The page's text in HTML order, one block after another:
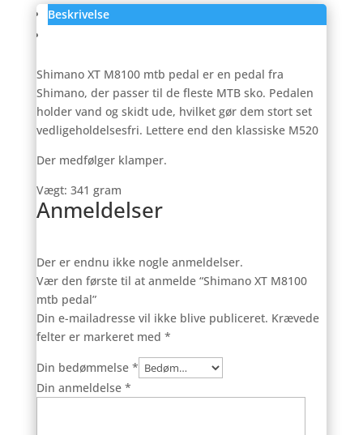
Beskrivelse
Shimano XT M8100 mtb pedal er en pedal fra
Shimano, der passer til de fleste MTB sko. Pedalen
holder vand og skidt ude, hvilket gør dem stort set
vedligeholdelsesfri. Lettere end den klassiske M520
Der medfølger klamper.
Vægt: 341 gram
Anmeldelser
Der er endnu ikke nogle anmeldelser.
Vær den første til at anmelde “Shimano XT M8100
mtb pedal”
Din e-mailadresse vil ikke blive publiceret. Krævede
felter er markeret med *
Din bedømmelse *
Din anmeldelse *